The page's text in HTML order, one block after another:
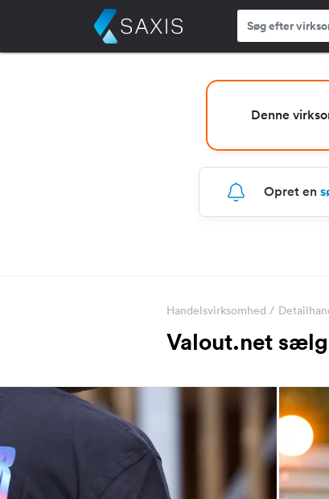
Denne
Opret en
Handelsvirksomhed /
Valout.net